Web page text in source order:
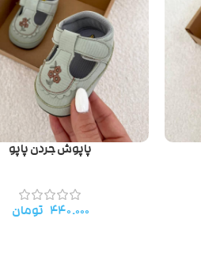
پاپوش جردن پاپو
۴۴۰.۰۰۰ تومان